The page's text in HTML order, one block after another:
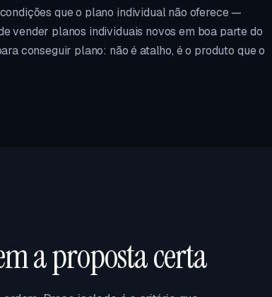
que o plano individual não oferece —
vender planos individuais novos em boa parte do
conseguir plano: não é atalho, é o produto que o
a proposta certa